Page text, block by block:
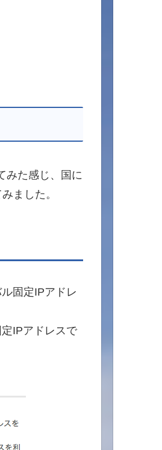
みた感じ、国に
ました。
固定IPアドレ
IPアドレスで